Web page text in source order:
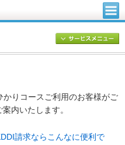
りコースご利用のお客様がご
内いたします。
請求ならこんなに便利で